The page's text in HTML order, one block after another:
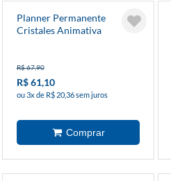
Planner Permanente
Cristales Animativa
R$ 67,90
R$ 61,10
ou 3x de R$ 20,36 sem juros